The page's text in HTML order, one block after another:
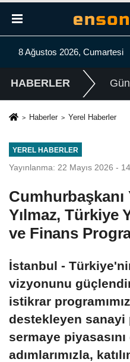
8 Ağustos 2026, Cumartesi
HABERLER
Haberler Yerel Haberler
YEREL HABERLER
Yayınlanma: 22 Mayıs 2026 -
Cumhurbaşkanı
Yılmaz, Türkiye
ve Finans
İstanbul -
vizyonunu
istikrar
destekleyen sanayi
sermaye
adımlarımızla,